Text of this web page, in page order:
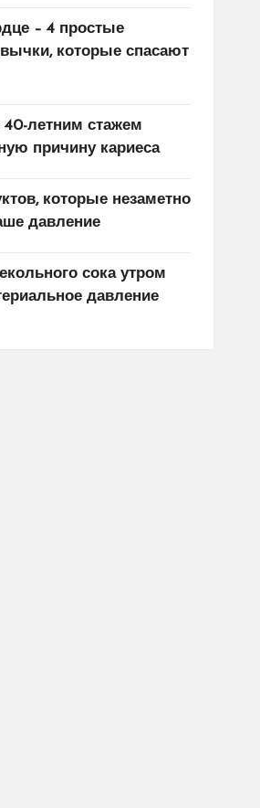
– 4 простые
которые спасают
40-летним стажем
причину кариеса
которые незаметно
давление
сока утром
давление